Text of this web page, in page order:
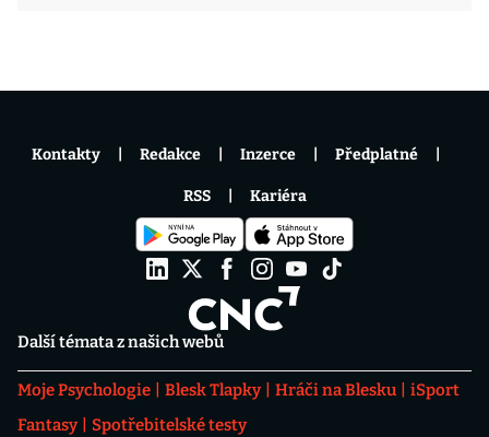
Další témata z našich webů
Moje Psychologie Blesk Tlapky Hráči na Blesku
iSport
Fantasy
Spotřebitelské testy
Kontakty Redakce Inzerce Předplatné
RSS Kariéra